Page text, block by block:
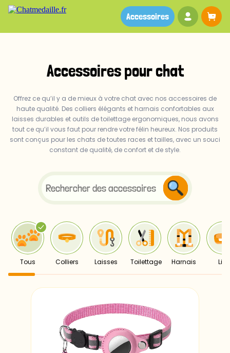
Votre
Accessoires
Accessoires pour chat
Offrez ce qu’il y a de mieux à votre chat avec nos accessoires de
haute qualité. Des colliers élégants et harnais confortables aux
laisses durables et outils de toilettage ergonomiques, nous avons
tout ce qu’il vous faut pour rendre votre félin heureux. Nos produits
sont conçus pour les chats de toutes races et tailles, avec un souci
constant de qualité, de confort et de style.
Tous Colliers Laisses Toilettage Harnais Lits